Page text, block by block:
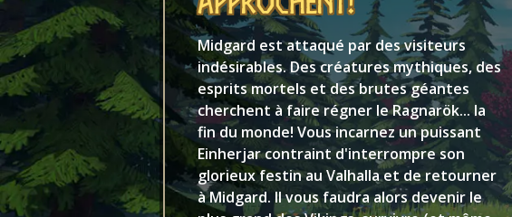
Midgard est attaqué par des visiteurs
indésirables. Des créatures mythiques, des
esprits mortels et des brutes géantes
cherchent à faire régner le Ragnarök... la
fin du monde! Vous incarnez un puissant
Einherjar contraint d'interrompre son
glorieux festin au Valhalla et de retourner
à Midgard. Il vous faudra alors devenir le